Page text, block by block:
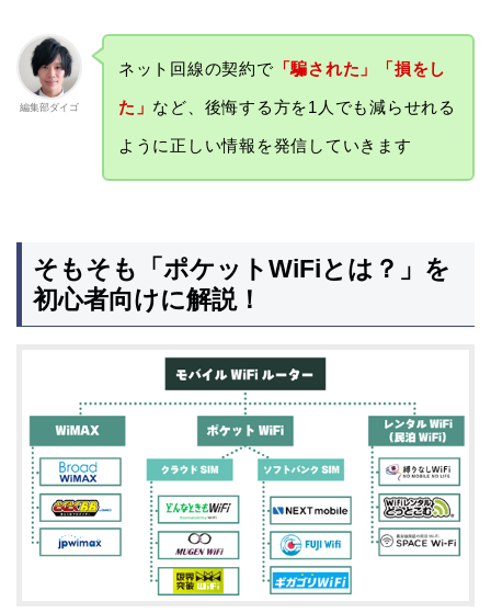
編集部ダイゴ
ネット回線の契約で 「騙された」「損をし
た」 など、後悔する方を1人でも減らせれる
ように正しい情報を発信していきます
そもそも「ポケットWiFiとは？」を
初心者向けに解説！